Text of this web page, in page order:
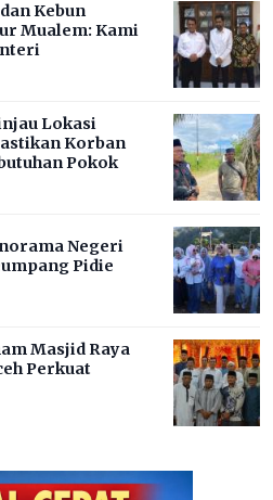
Kebun
Mualem: Kami
Lokasi
Korban
Pokok
Negeri
Pidie
Masjid Raya
Perkuat